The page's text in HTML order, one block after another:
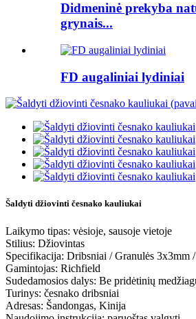
Didmeninė prekyba
grynais...
FD augaliniai lydiniai
Šaldyti džiovinti česnako kauliukai
Laikymo tipas: vėsioje, sausoje vietoje
Stilius: Džiovintas
Specifikacija: Dribsniai / Granulės 3x3mm
Gamintojas: Richfield
Sudedamosios dalys: Be pridėtinių
Turinys: česnako dribsniai
Adresas: Šandongas, Kinija